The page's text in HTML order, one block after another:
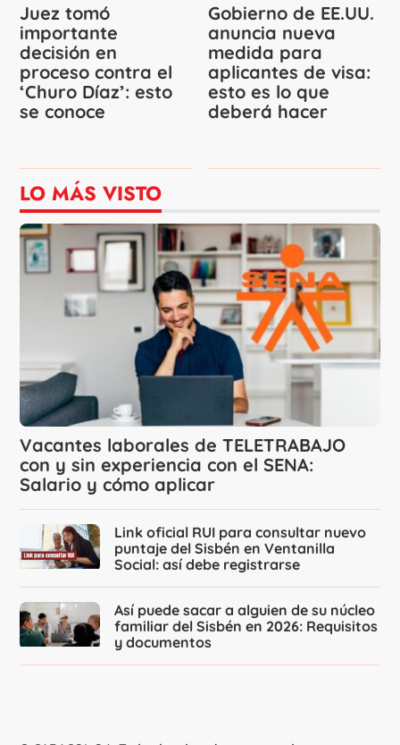
Juez tomó
importante
decisión en
proceso contra el
‘Churo Díaz’: esto
se conoce
Gobierno de EE.UU.
anuncia nueva
medida para
aplicantes de visa:
esto es lo que
deberá hacer
LO MÁS VISTO
Vacantes laborales de TELETRABAJO
con y sin experiencia con el SENA:
Salario y cómo aplicar
Link oficial RUI para consultar nuevo
puntaje del Sisbén en Ventanilla
Social: así debe registrarse
Así puede sacar a alguien de su núcleo
familiar del Sisbén en 2026: Requisitos
y documentos